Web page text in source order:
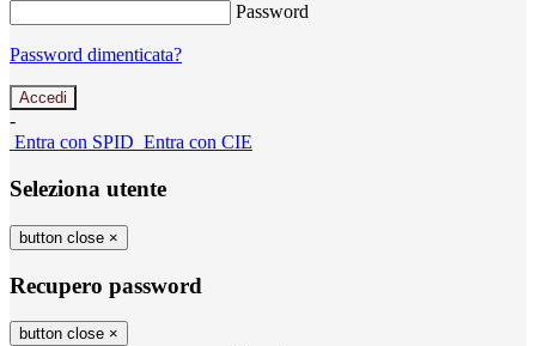
Password
Password dimenticata?
-
Entra con SPID Entra con CIE
Seleziona utente
button close ×
Recupero password
button close ×